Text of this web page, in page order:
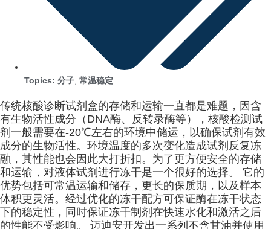
Topics: 分子 常温稳定
传统核酸诊断试剂盒的存储和运输一直都是难题，因含
有生物活性成分（DNA酶、反转录酶等），核酸检测试
剂一般需要在-20℃左右的环境中储运，以确保试剂有效
成分的生物活性。环境温度的多次变化造成试剂反复冻
融，其性能也会因此大打折扣。为了更方便安全的存储
和运输，对液体试剂进行冻干是一个很好的选择。 它的
优势包括可常温运输和储存，更长的保质期，以及样本
体积更灵活。经过优化的冻干配方可保证酶在冻干状态
下的稳定性，同时保证冻干制剂在快速水化和激活之后
的性能不受影响。 迈迪安开发出一系列不含甘油并使用